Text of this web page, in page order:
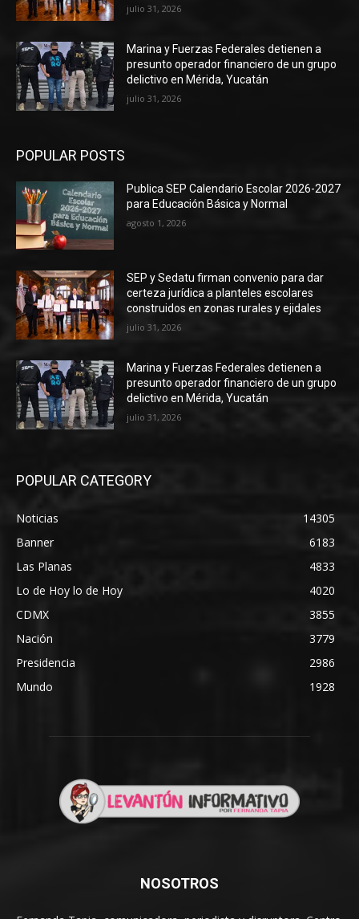
julio 31, 2026
Marina y Fuerzas Federales detienen a
presunto operador financiero de un grupo
delictivo en Mérida, Yucatán
julio 31, 2026
POPULAR POSTS
Publica SEP Calendario Escolar 2026-2027
para Educación Básica y Normal
agosto 1, 2026
SEP y Sedatu firman convenio para dar
certeza jurídica a planteles escolares
construidos en zonas rurales y ejidales
julio 31, 2026
Marina y Fuerzas Federales detienen a
presunto operador financiero de un grupo
delictivo en Mérida, Yucatán
julio 31, 2026
POPULAR CATEGORY
Noticias
14305
Banner
6183
Las Planas
4833
Lo de Hoy lo de Hoy
4020
CDMX
3855
Nación
3779
Presidencia
2986
Mundo
1928
NOSOTROS